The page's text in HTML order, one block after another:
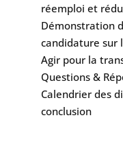
réemploi et
Démonstration
candidature sur
Agir pour la
Questions &
Calendrier des
conclusion